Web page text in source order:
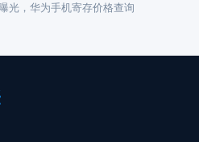
光，华为手机寄存价格查询